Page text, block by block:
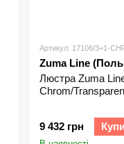
Артикул: 17106/3+1-
Zuma Line
Люстра Zuma
Chrom/
9 432 грн